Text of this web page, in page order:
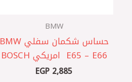
BMW
حساس شكمان سفلي BMW
E65 – E66 ‏ امريكي BOSCH
EGP 2,885